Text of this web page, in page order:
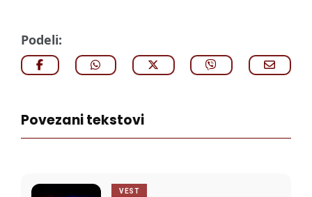
Podeli:
Povezani tekstovi
VEST